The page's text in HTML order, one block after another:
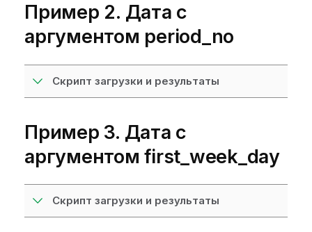
Пример 2. Дата с
аргументом period_no
Скрипт загрузки и результаты
Пример 3. Дата с
аргументом first_week_day
Скрипт загрузки и результаты